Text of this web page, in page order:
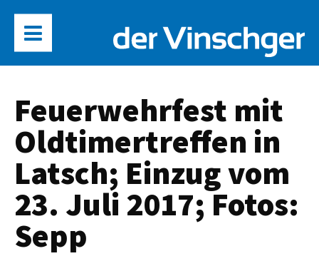
Feuerwehrfest mit
Oldtimertreffen in
Latsch; Einzug vom
23. Juli 2017; Fotos:
Sepp